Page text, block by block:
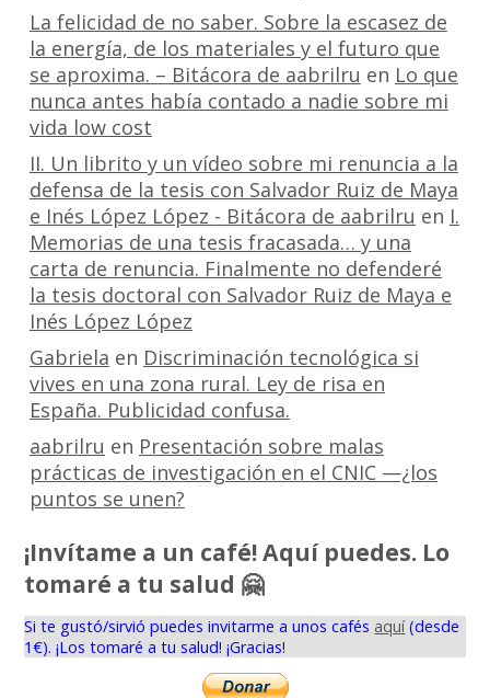
La felicidad de no saber. Sobre la escasez de
la energía, de los materiales y el futuro que
se aproxima. – Bitácora de aabrilru en Lo que
nunca antes había contado a nadie sobre mi
vida low cost
II. Un librito y un vídeo sobre mi renuncia a la
defensa de la tesis con Salvador Ruiz de Maya
e Inés López López - Bitácora de aabrilru en I.
Memorias de una tesis fracasada… y una
carta de renuncia. Finalmente no defenderé
la tesis doctoral con Salvador Ruiz de Maya e
Inés López López
Gabriela en Discriminación tecnológica si
vives en una zona rural. Ley de risa en
España. Publicidad confusa.
aabrilru en Presentación sobre malas
prácticas de investigación en el CNIC —¿los
puntos se unen?
¡Invítame a un café! Aquí puedes. Lo
tomaré a tu salud 🤗
Si te gustó/sirvió puedes invitarme a unos cafés aquí(desde
1€). ¡Los tomaré a tu salud! ¡Gracias!